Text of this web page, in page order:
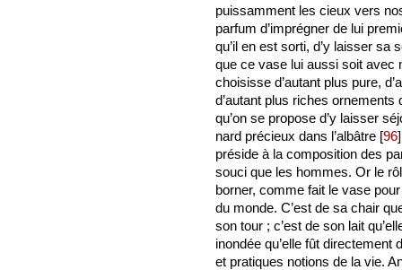
puissamment les cieux vers
parfum d’imprégner de lui
qu’il en est sorti, d’y laisser sa
que ce vase lui aussi soit avec
choisisse d’autant plus pure,
d’autant plus riches
qu’on se propose d’y laisser
nard précieux dans l’albâtre [96]
préside à la composition des
souci que les hommes. Or le
borner, comme fait le vase
du monde. C’est de sa chair
son tour ; c’est de son lait
inondée qu’elle fût
et pratiques notions de la vie.